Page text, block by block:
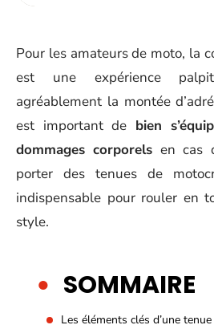
Pour les amateurs de moto, la
est une expérience
agréablement la montée
est important de bien
dommages corporels en cas
porter des tenues de
indispensable pour rouler en
style.
SOMMAIRE
Les éléments clés d’une